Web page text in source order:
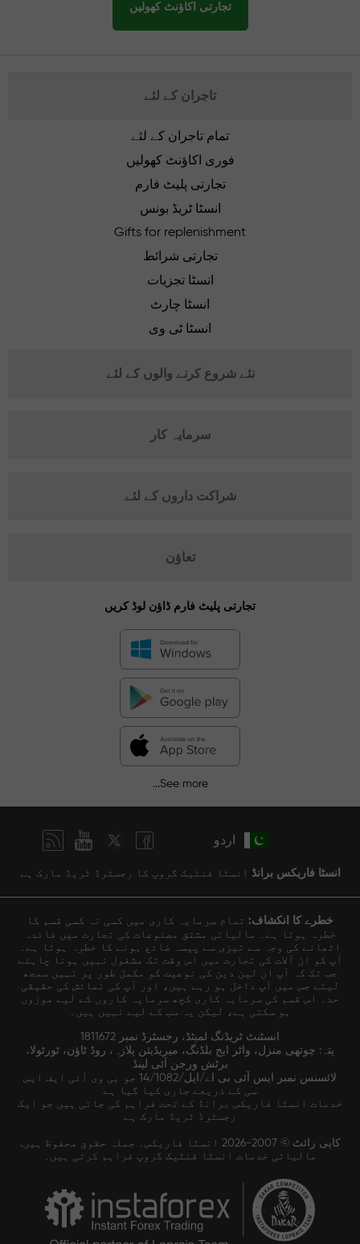
تجارتی اکاؤنٹ کھولیں
تاجران کے لئے
تمام تاجران کے لئے
فوری اکاؤنٹ کھولیں
تجارتی پلیٹ فارم
انسٹا ٹریڈ بونس
Gifts for replenishment
تجارتی شرائط
انسٹا تجزیات
انسٹا چارٹ
انسٹا ٹی وی
نئے شروع کرنے والوں کے لئے
سرمایہ کار
شراکت داروں کے لئے
تعاؤن
تجارتی پلیٹ فارم ڈاؤن لوڈ کریں
See more...
اردو
انسٹا فاریکس برانڈ انسٹا فنٹیک گروپ کا رجسٹرڈ ٹریڈ مارک ہے
خطرے کا انکشاف: تمام سرمایہ کاری میں کسی نہ کسی قسم کا
خطرہ ہوتا ہے۔ مالیاتی مشتق مصنوعات کی تجارت میں فائدہ
اٹھانے کی وجہ سے تیزی سے پیسہ ضائع ہونے کا خطرہ ہوتا ہے۔
آپ کو ان آلات کی تجارت میں اس وقت تک مشغول نہیں ہونا چاہئے
جب تک کہ آپ ان لین دین کی نوعیت کو مکمل طور پر نہیں سمجھ
لیتے جس میں آپ داخل ہو رہے ہیں، اور آپ کی نمائش کی حقیقی
حد۔ اس قسم کی سرمایہ کاری کچھ سرمایہ کاروں کے لیے موزوں
ہو سکتی ہے، لیکن یہ سب کے لیے نہیں ہیں۔
انسٹنٹ ٹریڈنگ لمیٹڈ، رجسٹرڈ نمبر 1811672
پتہ: چوتھی منزل، واٹر ایج بلڈنگ، میریڈیئن پلازہ، روڈ ٹاؤن، ٹورٹولا،
برٹش ورجن آئی لینڈ
لائسنس نمبر ایس آئی بی اے/ایل/14/1082 جو بی وی آئی ایف ایس
سی کے ذریعے جاری کیا گیا ہے
خدمات انسٹا فاریکس برانڈ کے تحت فراہم کی جاتی ہیں جو ایک
رجسٹرڈ ٹریڈ مارک ہے
کاپی رائٹ © 2007-2026 انسٹا فاریکس۔ جملہ حقوق محفوظ ہیں.
مالیاتی خدمات انسٹا فنٹیک گروپ فراہم کرتی ہیں۔